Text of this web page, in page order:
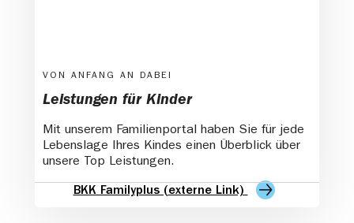
VON ANFANG AN DABEI
Leistungen für Kinder
Mit unserem Familienportal haben Sie für jede
Lebenslage Ihres Kindes einen Überblick über
unsere Top Leistungen.
BKK Familyplus (externe Link)